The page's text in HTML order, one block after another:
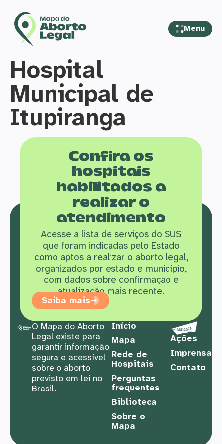
Menu
Hospital
Municipal de
Itupiranga
Confira os
hospitais
habilitados a
realizar o
atendimento
Acesse a lista de serviços do SUS
que foram indicadas pelo Estado
como aptos a realizar o aborto legal,
organizados por estado e município,
com dados sobre confirmação e
atualização mais recente.
Saiba mais
O Mapa do Aborto
Legal existe para
garantir informação
segura e acessível
sobre o aborto
previsto em lei no
Brasil.
Início
Mapa
Rede de
Hospitais
Perguntas
frequentes
Biblioteca
Sobre o
Mapa
Ações
Imprensa
Contato